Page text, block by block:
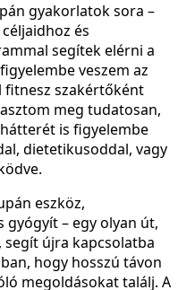
gyakorlatok sora –
és
segítek elérni a
veszem az
fitnesz szakértőként
meg tudatosan,
is figyelembe
dietetikusoddal, vagy
eszköz,
gyógyít – egy olyan út,
segít újra kapcsolatba
hogy hosszú távon
megoldásokat találj. A